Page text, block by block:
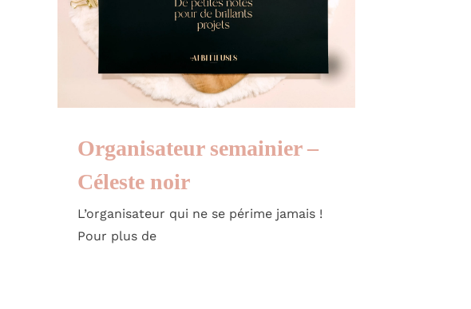
Organisateur semainier –
Céleste noir
L’organisateur qui ne se périme jamais !
Pour plus de